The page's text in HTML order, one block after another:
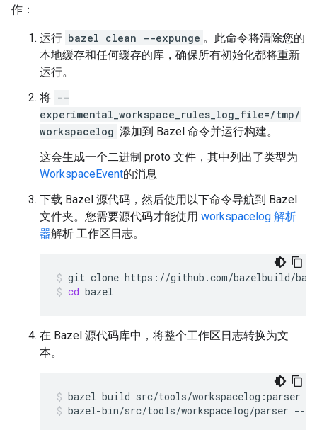
作：
运行 bazel clean --expunge 。此命令将清除您的
本地缓存和任何缓存的库，确保所有初始化都将重新
运行。
将 --
experimental_workspace_rules_log_file=/tmp/
workspacelog 添加到 Bazel 命令并运行构建。
这会生成一个二进制 proto 文件，其中列出了类型为
WorkspaceEvent的消息
下载 Bazel 源代码，然后使用以下命令导航到 Bazel
文件夹。您需要源代码才能使用 workspacelog 解析
器解析 工作区日志。
git clone https://github.com/bazelbuild/
cd bazel
在 Bazel 源代码库中，将整个工作区日志转换为文
本。
bazel build src/tools/workspacelog:parser
bazel-bin/src/tools/workspacelog/parser --